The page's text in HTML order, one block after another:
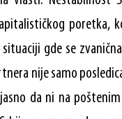
poretka,
gde se
nije samo
da ni na